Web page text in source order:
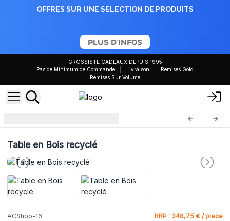
OFFRES SUR UNE SELECTION DE PRODUITS
PLUS D'INFOS
GROSSISTE CADEAUX DEPUIS 1995
Pas de Minimum de Commande
Livraison
Remises Gold
Remises Sur Volume
Table en Bois recyclé
ACShop-16 RRP : 348,75 € / piece